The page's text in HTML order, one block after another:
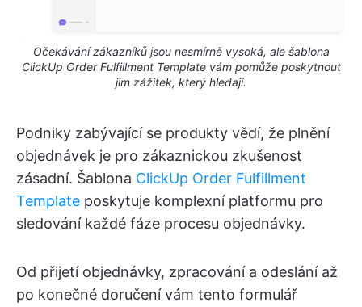
Očekávání zákazníků jsou nesmírně vysoká, ale šablona
ClickUp Order Fulfillment Template vám pomůže poskytnout
jim zážitek, který hledají.
Podniky zabývající se produkty vědí, že plnění
objednávek je pro zákaznickou zkušenost
zásadní. Šablona ClickUp Order Fulfillment
Template poskytuje komplexní platformu pro
sledování každé fáze procesu objednávky.
Od přijetí objednávky, zpracování a odeslání až
po konečné doručení vám tento formulář